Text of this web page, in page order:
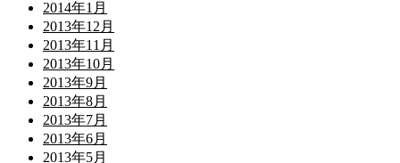
2014年1月
2013年12月
2013年11月
2013年10月
2013年9月
2013年8月
2013年7月
2013年6月
2013年5月